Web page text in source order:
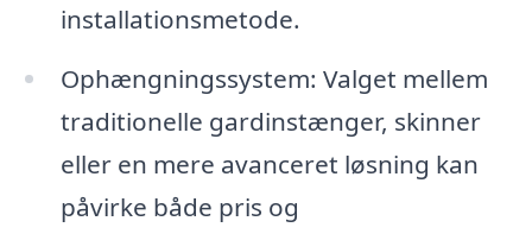
installationsmetode.
Ophængningssystem: Valget mellem
traditionelle gardinstænger, skinner
eller en mere avanceret løsning kan
påvirke både pris og